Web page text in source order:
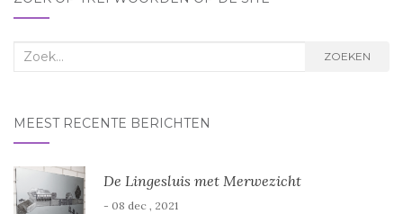
Zoek
ZOEKEN
MEEST RECENTE BERICHTEN
De Lingesluis met Merwezicht
- 08 dec , 2021